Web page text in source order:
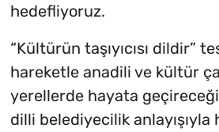
hedefliyoruz.
“Kültürün taşıyıcısı dildir”
hareketle anadili ve kültür
yerellerde hayata
dilli belediyecilik